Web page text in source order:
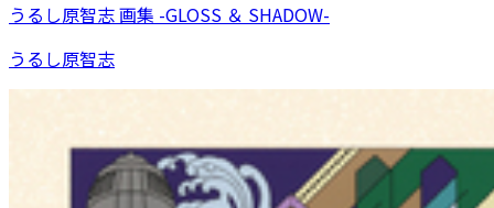
うるし原智志 画集 -GLOSS ＆ SHADOW-
うるし原智志